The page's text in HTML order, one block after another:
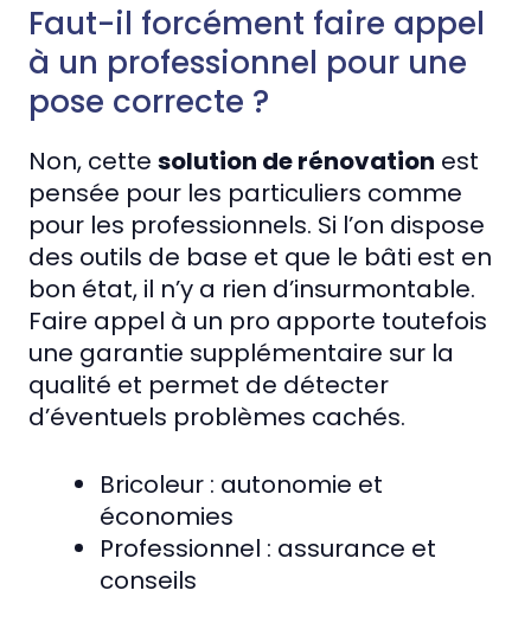
Faut-il forcément faire appel
à un professionnel pour une
pose correcte ?
Non, cette solution de rénovation est
pensée pour les particuliers comme
pour les professionnels. Si l’on dispose
des outils de base et que le bâti est en
bon état, il n’y a rien d’insurmontable.
Faire appel à un pro apporte toutefois
une garantie supplémentaire sur la
qualité et permet de détecter
d’éventuels problèmes cachés.
Bricoleur : autonomie et
économies
Professionnel : assurance et
conseils